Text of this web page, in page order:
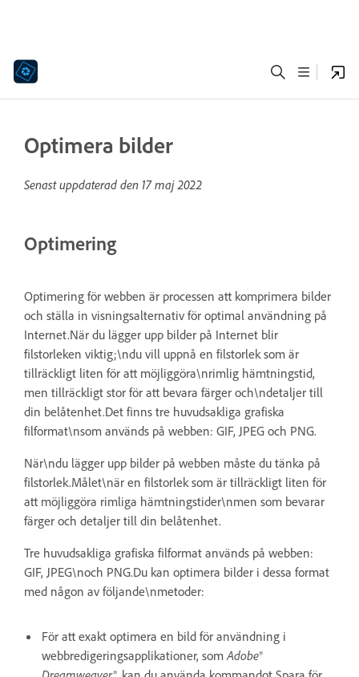
Optimera bilder
Senast uppdaterad den 17 maj 2022
Optimering
Optimering för webben är processen att komprimera bilder
och ställa in visningsalternativ för optimal användning på
Internet.När du lägger upp bilder på Internet blir
filstorleken viktig;\ndu vill uppnå en filstorlek som är
tillräckligt liten för att möjliggöra\nrimlig hämtningstid,
men tillräckligt stor för att bevara färger och\ndetaljer till
din belåtenhet.Det finns tre huvudsakliga grafiska
filformat\nsom används på webben: GIF, JPEG och PNG.
När\ndu lägger upp bilder på webben måste du tänka på
filstorlek.Målet\när en filstorlek som är tillräckligt liten för
att möjliggöra rimliga hämtningstider\nmen som bevarar
färger och detaljer till din belåtenhet.
Tre huvudsakliga grafiska filformat används på webben:
GIF, JPEG\noch PNG.Du kan optimera bilder i dessa format
med någon av följande\nmetoder:
För att exakt optimera en bild för användning i
webbredigeringsapplikationer, som Adobe®